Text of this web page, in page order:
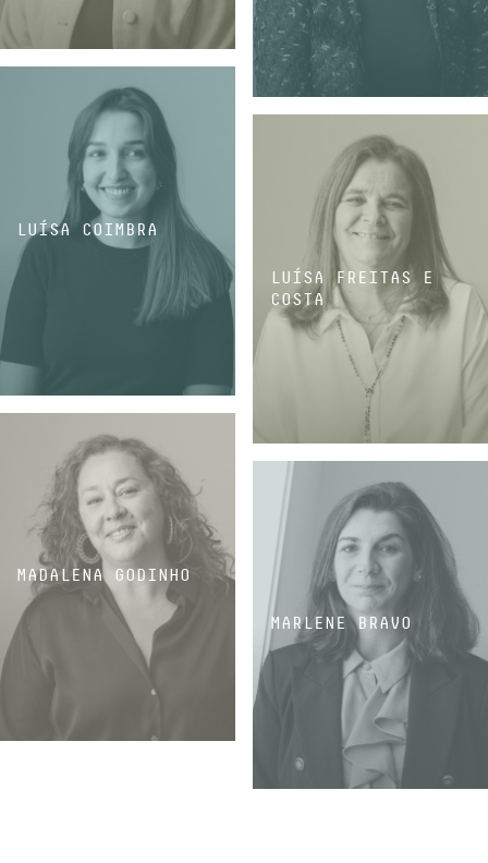
ADMINISTRATIVA E FINANCEIRA
ADMINISTRATIVA E FINANCEIRA
LUÍSA COIMBRA
ADMINISTRATIVA E FINANCEIRA
LUÍSA FREITAS E
COSTA
ADMINISTRATIVA E FINANCEIRA
MADALENA GODINHO
ADMINISTRATIVA E FINANCEIRA
MARLENE BRAVO
ADMINISTRATIVA E FINANCEIRA